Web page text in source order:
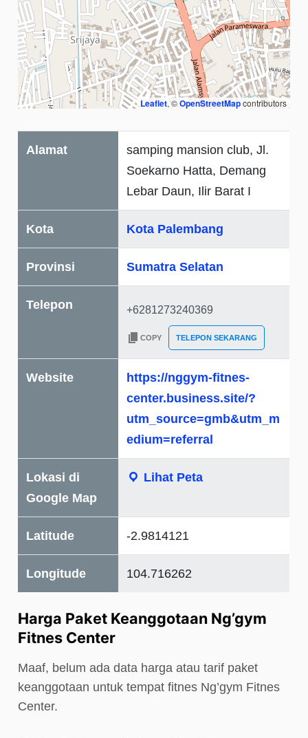
Leaflet, ©OpenStreetMapcontributors
Alamat
samping mansion club, Jl.
Soekarno Hatta, Demang
Lebar Daun, Ilir Barat I
Kota Kota Palembang
Provinsi Sumatra Selatan
Telepon
COPY TELEPON SEKARANG
Website
https://nggym-fitnes-
center.business.site/?
utm_source=gmb&utm_m
edium=referral
Lokasi di
Google Map
Lihat Peta
Latitude -2.9814121
Longitude 104.716262
Harga Paket Keanggotaan Ng’gym
Fitnes Center
Maaf, belum ada data harga atau tarif paket
keanggotaan untuk tempat fitnes Ng’gym Fitnes
Center.